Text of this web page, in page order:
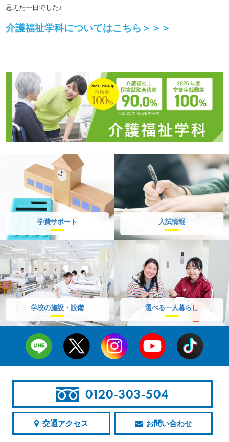
思えた一日でした♪
介護福祉学科についてはこちら＞＞＞
学費サポート 入試情報
学校の施設・設備 選べる一人暮らし
0120-303-504
交通アクセス お問い合わせ